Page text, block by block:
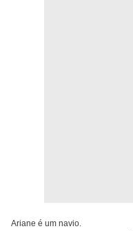
Ariane é um navio.